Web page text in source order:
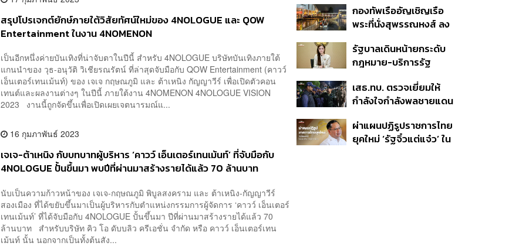
สรุปโปรเจกต์ยักษ์ภายใต้วิสัยทัศน์ใหม่ของ 4NOLOGUE และ QOW
Entertainment ในงาน 4NOMENON
เป็นอีกหนึ่งค่ายบันเทิงที่น่าจับตาในปีนี้ สำหรับ 4NOLOGUE บริษัทบันเทิงภายใต้
แกนนำของ วุธ-อนุวัติ วิเชียรณรัตน์ ที่ล่าสุดจับมือกับ QOW Entertainment (คาวว์
เอ็นเตอร์เทนเม้นท์) ของ เจเจ กฤษณภูมิ และ ต้าเหนิง กัญญาวีร์ เพื่อเปิดตัวคอน
เทนต์และผลงานต่างๆ ในปีนี้ ภายใต้งาน 4NOMENON 4NOLOGUE VISION
2023 งานนี้ถูกจัดขึ้นเพื่อเปิดเผยเจตนารมณ์แ...
16 กุมภาพันธ์ 2023
เจเจ-ต้าเหนิง กับบทบาทผู้บริหาร ‘คาวว์ เอ็นเตอร์เทนเม้นท์’ ที่จับมือกับ
4NOLOGUE ปั้นขึ้นมา พบปีที่ผ่านมาสร้างรายได้แล้ว 70 ล้านบาท
นับเป็นความก้าวหน้าของ เจเจ-กฤษณภูมิ พิบูลสงคราม และ ต้าเหนิง-กัญญาวีร์
สองเมือง ที่ได้ขยับขึ้นมาเป็นผู้บริหารกับตำแหน่งกรรมการผู้จัดการ ‘คาวว์ เอ็นเตอร์
เทนเม้นท์’ ที่ได้จับมือกับ 4NOLOGUE ปั้นขึ้นมา ปีที่ผ่านมาสร้างรายได้แล้ว 70
ล้านบาท สำหรับบริษัท คิว โอ ดับบลิว ครีเอชั่น จำกัด หรือ คาวว์ เอ็นเตอร์เทน
เม้นท์ นั้น นอกจากเป็นทั้งต้นสัง...
ของปีนี้
กองทัพเรืออัญเชิญเรือ
พระที่นั่งสุพรรณหงส์ ลง
พยุหยาตราทางชลมารค ปี
2569
รัฐบาลเดินหน้ายกระดับ
กฎหมาย-บริการรัฐ
หลากหลายทางเพศ ดัน
ความเท่าเทียมตั้งแต่
ทำงาน
เสธ.ทบ. ตรวจเยี่ยมให้
กำลังใจกำลังพลชายแดน
รักษาความสงบ-สร้าง
สันติสุข
ผ่าแผนปฏิรูปราชการไทย
ยุคใหม่ ‘รัฐจิ๋วแต่แจ๋ว’ ใน